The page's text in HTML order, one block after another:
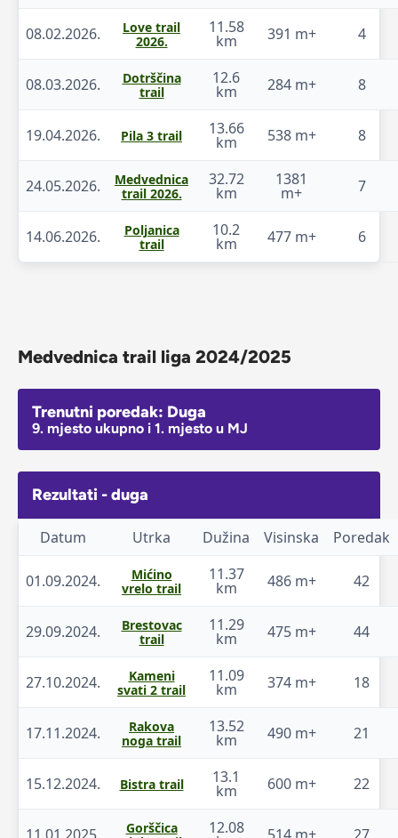
08.02.2026.
Love trail
2026.
11.58
km 391 m+ 4
08.03.2026.
Dotrščina
trail
12.6
km 284 m+ 8
19.04.2026. Pila 3 trail 13.66
km 538 m+ 8
24.05.2026.
Medvednica
trail 2026.
32.72
km
1381
m+ 7
14.06.2026.
Poljanica
trail
10.2
km 477 m+ 6
Medvednica trail liga 2024/2025
Trenutni poredak: Duga
9. mjesto ukupno i 1. mjesto u MJ
Rezultati - duga
Datum Utrka Dužina Visinska Poredak
01.09.2024.
Mićino
vrelo trail
11.37
km 486 m+ 42
29.09.2024.
Brestovac
trail
11.29
km 475 m+ 44
27.10.2024.
Kameni
svati 2 trail
11.09
km 374 m+ 18
17.11.2024.
Rakova
noga trail
13.52
km 490 m+ 21
15.12.2024. Bistra trail 13.1
km 600 m+ 22
Gorščica
12.08